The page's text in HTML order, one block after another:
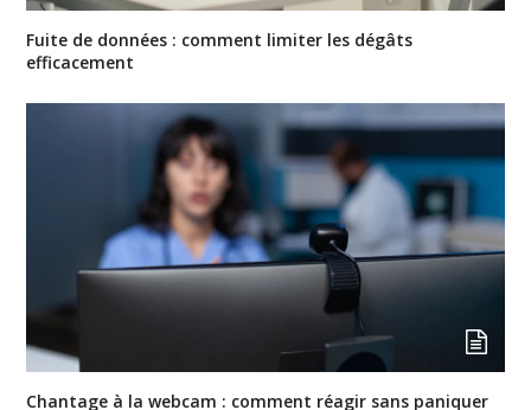
Fuite de données : comment limiter les dégâts
efficacement
Chantage à la webcam : comment réagir sans paniquer